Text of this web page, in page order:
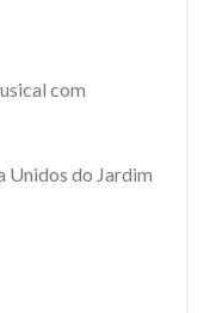
com
Unidos do Jardim